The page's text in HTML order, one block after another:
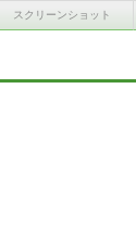
スクリーンショット